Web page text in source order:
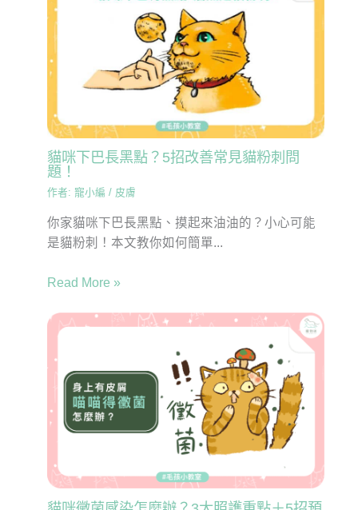
貓咪下巴長黑點？5招改善常見貓粉刺問
題！
作者: 寵小編 / 皮膚
你家貓咪下巴長黑點、摸起來油油的？小心可能
是貓粉刺！本文教你如何簡單...
Read More »